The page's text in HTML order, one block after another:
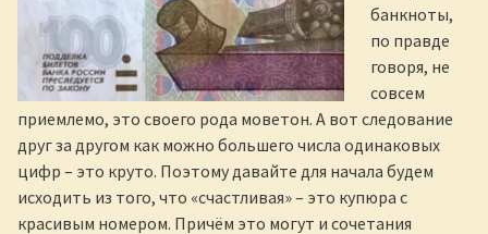
банкноты,
по правде
говоря, не
совсем
приемлемо, это своего рода моветон. А вот следование
друг за другом как можно большего числа одинаковых
цифр – это круто. Поэтому давайте для начала будем
исходить из того, что «счастливая» – это купюра с
красивым номером. Причём это могут и сочетания